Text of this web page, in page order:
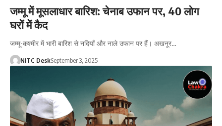
जम्मू में मूसलाधार बारिश: चेनाब उफान पर, 40 लोग
घरों में कैद
जम्मू-कश्मीर में भारी बारिश से नदियाँ और नाले उफान पर हैं। अखनूर…
NITC DeskSeptember 3, 2025